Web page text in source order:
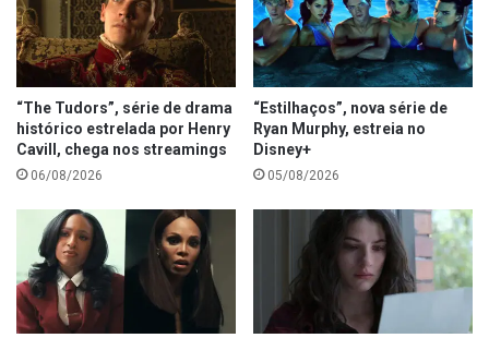
“The Tudors”, série de drama
histórico estrelada por Henry
Cavill, chega nos streamings
06/08/2026
“Estilhaços”, nova série de
Ryan Murphy, estreia no
Disney+
05/08/2026